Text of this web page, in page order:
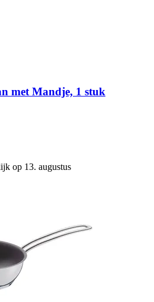
met Mandje, 1 stuk
op 13. augustus